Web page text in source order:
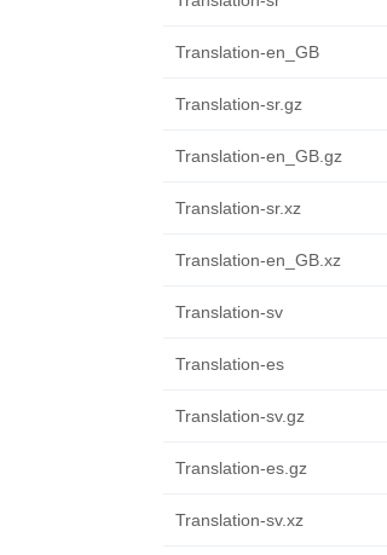
Translation-en_GB
Translation-sr.gz
Translation-en_GB.gz
Translation-sr.xz
Translation-en_GB.xz
Translation-sv
Translation-es
Translation-sv.gz
Translation-es.gz
Translation-sv.xz